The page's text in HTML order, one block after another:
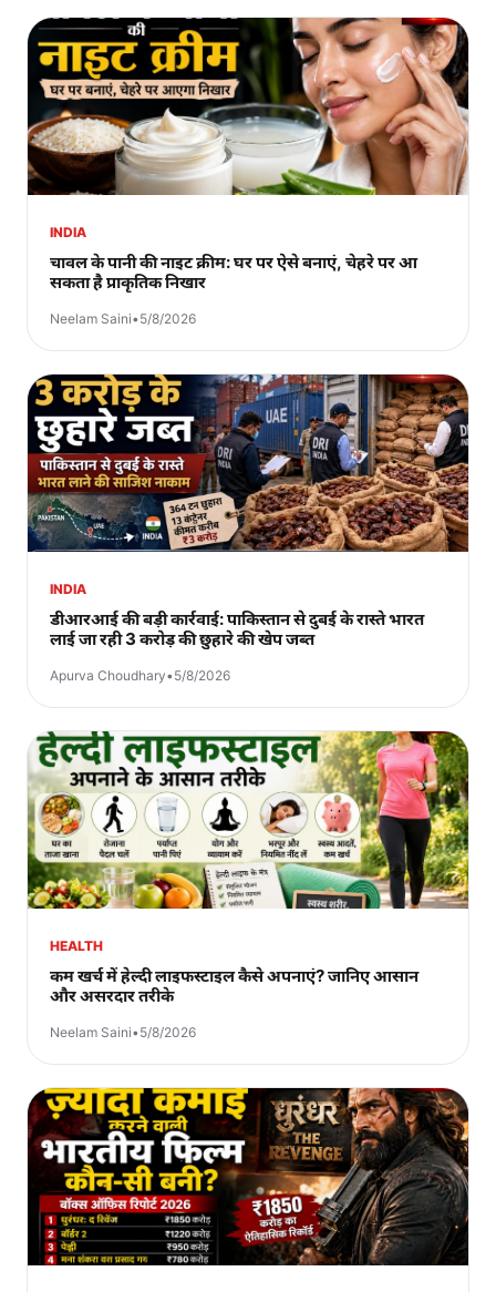
INDIA
चावल के पानी की नाइट क्रीम: घर पर ऐसे बनाएं, चेहरे पर आ
सकता है प्राकृतिक निखार
Neelam Saini•5/8/2026
INDIA
डीआरआई की बड़ी कार्रवाई: पाकिस्तान से दुबई के रास्ते भारत
लाई जा रही 3 करोड़ की छुहारे की खेप जब्त
Apurva Choudhary•5/8/2026
HEALTH
कम खर्च में हेल्दी लाइफस्टाइल कैसे अपनाएं? जानिए आसान
और असरदार तरीके
Neelam Saini•5/8/2026